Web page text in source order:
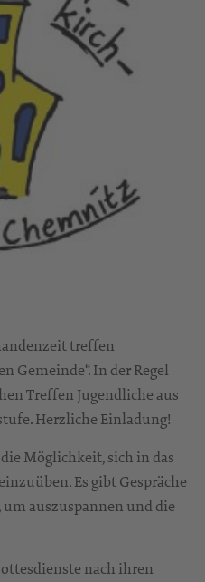
treffen
Gemeinde“. In der Regel
Treffen Jugendliche aus
Herzliche Einladung!
Möglichkeit, sich in das
Es gibt Gespräche
um auszuspannen und die
nach ihren